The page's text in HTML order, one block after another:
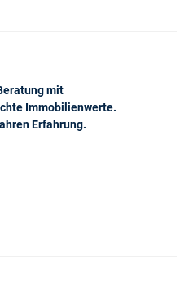
mit
Immobilienwerte.
Erfahrung.